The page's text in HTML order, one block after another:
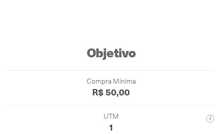
Objetivo
Compra Mínima
R$ 50,00
UTM
1